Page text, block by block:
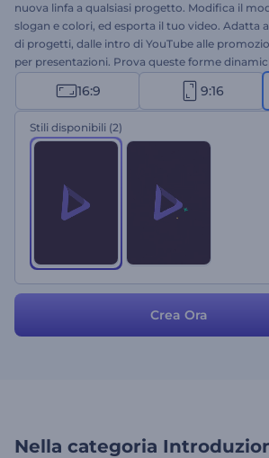
nuova linfa a qualsiasi progetto. Modifica il
slogan e colori, ed esporta il tuo video. Adatta
di progetti, dalle intro di YouTube alle
per presentazioni. Prova queste forme
16:9 9:16
Stili disponibili (2)
Crea Ora
Nella categoria